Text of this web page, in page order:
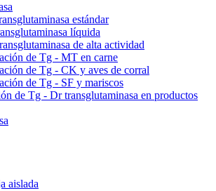
estándar
líquida
de alta actividad
de Tg - MT en carne
de Tg - CK y aves de corral
de Tg - SF y mariscos
de Tg - Dr transglutaminasa en productos
aislada